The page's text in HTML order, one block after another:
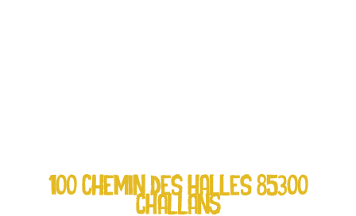
100 chemin des Halles 85300
CHALLANS